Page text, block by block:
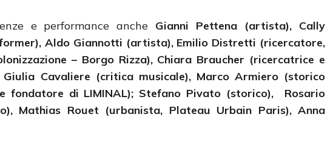
e performance anche Gianni Pettena (artista), Cally
Aldo Giannotti (artista), Emilio Distretti (ricercatore,
– Borgo Rizza), Chiara Braucher (ricercatrice e
Cavaliere (critica musicale), Marco Armiero (storico
fondatore di LIMINAL); Stefano Pivato (storico), Rosario
Mathias Rouet (urbanista, Plateau Urbain Paris), Anna